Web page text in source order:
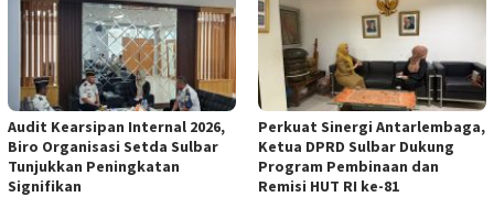
Audit Kearsipan Internal 2026,
Biro Organisasi Setda Sulbar
Tunjukkan Peningkatan
Signifikan
Perkuat Sinergi Antarlembaga,
Ketua DPRD Sulbar Dukung
Program Pembinaan dan
Remisi HUT RI ke-81